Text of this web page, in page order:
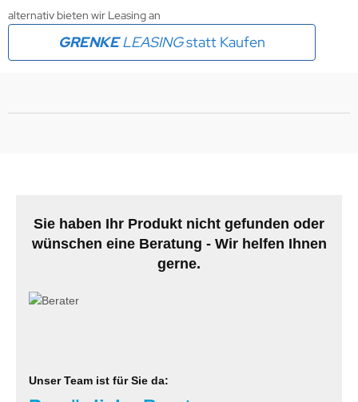
alternativ bieten wir Leasing an
GRENKELEASINGstatt Kaufen
Sie haben Ihr Produkt nicht gefunden oder
wünschen eine Beratung - Wir helfen Ihnen
gerne.
Unser Team ist für Sie da: